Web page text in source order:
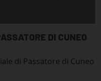
DI CUNEO
di Passatore di Cuneo